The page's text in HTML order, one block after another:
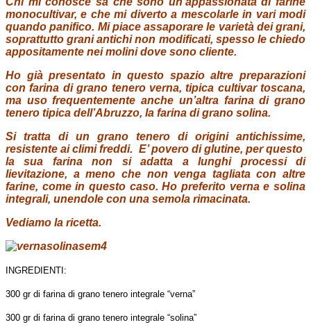
monocultivar, e che mi diverto a mescolarle in vari modi
quando panifico. Mi piace assaporare le varietà dei grani,
soprattutto grani antichi non modificati, spesso le chiedo
appositamente nei molini dove sono cliente.
Ho già presentato in questo spazio altre preparazioni
con farina di grano tenero verna, tipica cultivar toscana,
ma uso frequentemente anche un’altra farina di grano
tenero tipica dell’Abruzzo, la farina di grano solina.
Si tratta di un grano tenero di origini antichissime,
resistente ai climi freddi. E’ povero di glutine, per questo
la sua farina non si adatta a lunghi processi di
lievitazione, a meno che non venga tagliata con altre
farine, come in questo caso. Ho preferito verna e solina
integrali, unendole con una semola rimacinata.
Vediamo la ricetta.
INGREDIENTI:
300 gr di farina di grano tenero integrale “verna”
300 gr di farina di grano tenero integrale “solina”